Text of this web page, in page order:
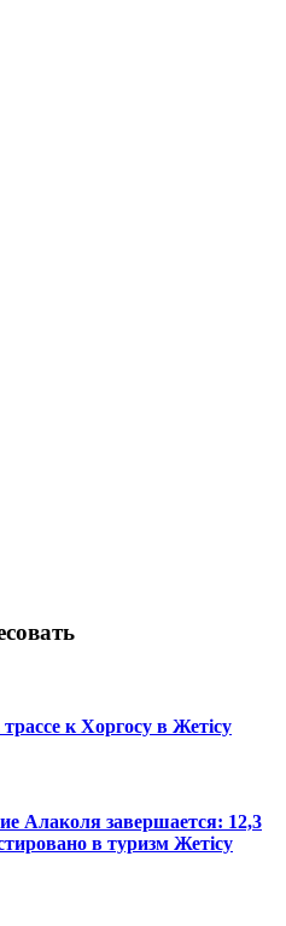
к Хоргосу в Жетісу
Алаколя завершается: 12,3
в туризм Жетісу